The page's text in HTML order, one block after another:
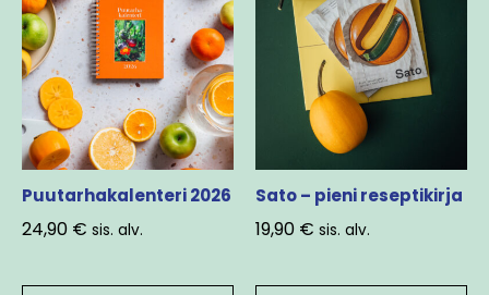
Puutarhakalenteri 2026
24,90 € sis. alv.
Sato – pieni reseptikirja
19,90 € sis. alv.